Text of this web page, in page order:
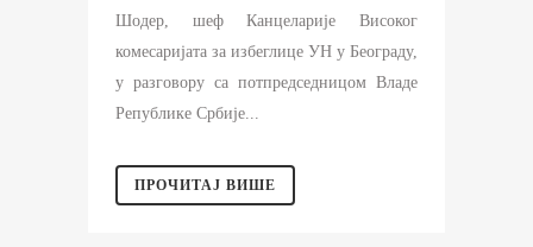
Шодер, шеф Канцеларије Високог
комесаријата за избеглице УН у Београду,
у разговору са потпредседницом Владе
Републике Србије...
ПРОЧИТАЈ ВИШЕ